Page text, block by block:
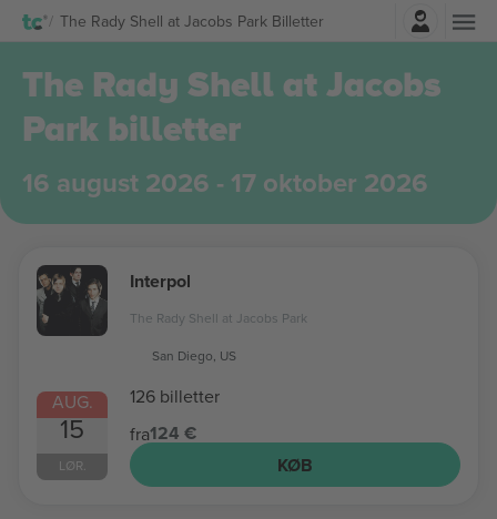
The Rady Shell at Jacobs Park Billetter
Log ind
The Rady Shell at Jacobs
Park billetter
16 august 2026 - 17 oktober 2026
AUG.
15
LØR.
Interpol
The Rady Shell at Jacobs Park
San Diego, US
126 billetter
fra124 €
KØB